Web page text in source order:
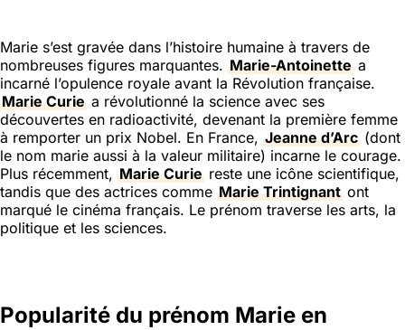
Marie s’est gravée dans l’histoire humaine à travers de
nombreuses figures marquantes. Marie-Antoinette a
incarné l’opulence royale avant la Révolution française.
Marie Curie a révolutionné la science avec ses
découvertes en radioactivité, devenant la première femme
à remporter un prix Nobel. En France, Jeanne d’Arc (dont
le nom marie aussi à la valeur militaire) incarne le courage.
Plus récemment, Marie Curie reste une icône scientifique,
tandis que des actrices comme Marie Trintignant ont
marqué le cinéma français. Le prénom traverse les arts, la
politique et les sciences.
Popularité du prénom Marie en